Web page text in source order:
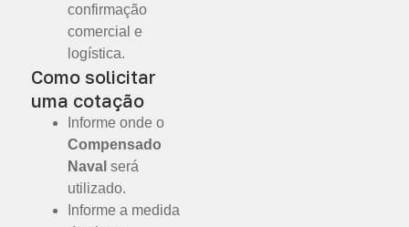
confirmação
comercial e
logística.
Como solicitar
uma cotação
Informe onde o
Compensado
Naval será
utilizado.
Informe a medida